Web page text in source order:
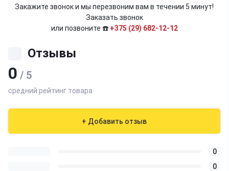
Закажите звонок и мы перезвоним вам в течении 5 минут!
Заказать звонок
или позвоните ☎️ +375 (29) 682-12-12
Отзывы
0 / 5
средний рейтинг товара
+ Добавить отзыв
0
0